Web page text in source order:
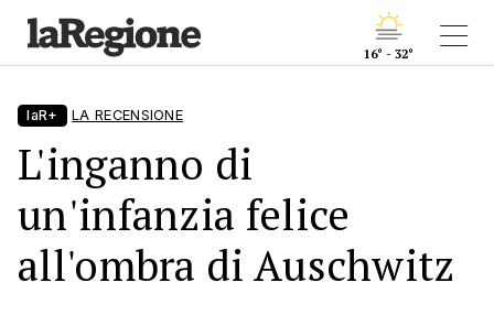
16° - 32°
laR+ LA RECENSIONE
L'inganno di
un'infanzia felice
all'ombra di Auschwitz